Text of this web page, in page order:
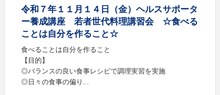
令和７年１１月１４日（金）ヘルスサポータ
ー養成講座 若者世代料理講習会 ☆食べる
ことは自分を作ること☆
食べることは自分を作ること
【目的】
◎バランスの良い食事レシピで調理実習を実施
◎日々の食事の偏り...